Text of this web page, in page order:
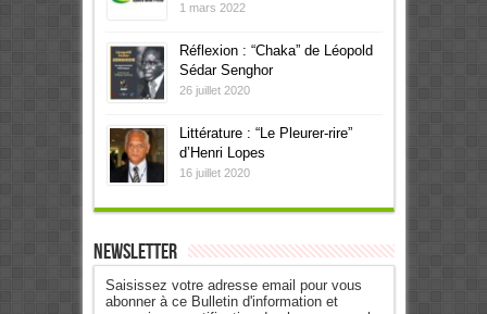
1 mars 2022
Réflexion : “Chaka” de Léopold
Sédar Senghor
26 juillet 2020
Littérature : “Le Pleurer-rire”
d’Henri Lopes
16 juillet 2020
Newsletter
Saisissez votre adresse email pour vous
abonner à ce Bulletin d'information et